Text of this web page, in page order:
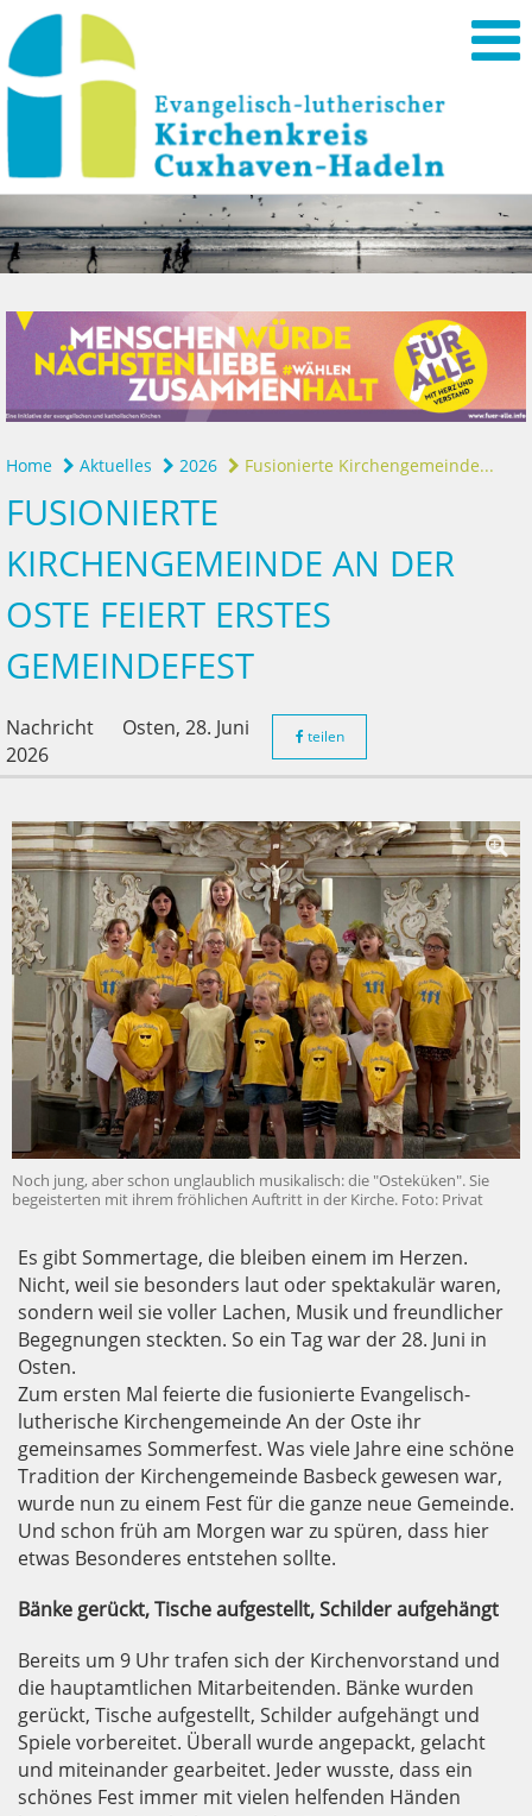
Home Aktuelles 2026 Fusionierte Kirchengemeinde...
FUSIONIERTE
KIRCHENGEMEINDE AN DER
OSTE FEIERT ERSTES
GEMEINDEFEST
Nachricht Osten, 28. Juni
2026
teilen
Noch jung, aber schon unglaublich musikalisch: die "Osteküken". Sie
begeisterten mit ihrem fröhlichen Auftritt in der Kirche. Foto: Privat
Es gibt Sommertage, die bleiben einem im Herzen.
Nicht, weil sie besonders laut oder spektakulär waren,
sondern weil sie voller Lachen, Musik und freundlicher
Begegnungen steckten. So ein Tag war der 28. Juni in
Osten.
Zum ersten Mal feierte die fusionierte Evangelisch-
lutherische Kirchengemeinde An der Oste ihr
gemeinsames Sommerfest. Was viele Jahre eine schöne
Tradition der Kirchengemeinde Basbeck gewesen war,
wurde nun zu einem Fest für die ganze neue Gemeinde.
Und schon früh am Morgen war zu spüren, dass hier
etwas Besonderes entstehen sollte.
Bänke gerückt, Tische aufgestellt, Schilder aufgehängt
Bereits um 9 Uhr trafen sich der Kirchenvorstand und
die hauptamtlichen Mitarbeitenden. Bänke wurden
gerückt, Tische aufgestellt, Schilder aufgehängt und
Spiele vorbereitet. Überall wurde angepackt, gelacht
und miteinander gearbeitet. Jeder wusste, dass ein
schönes Fest immer mit vielen helfenden Händen